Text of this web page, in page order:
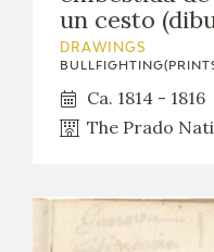
un cesto
DRAWINGS
Ca. 1814 - 1816
The Prado